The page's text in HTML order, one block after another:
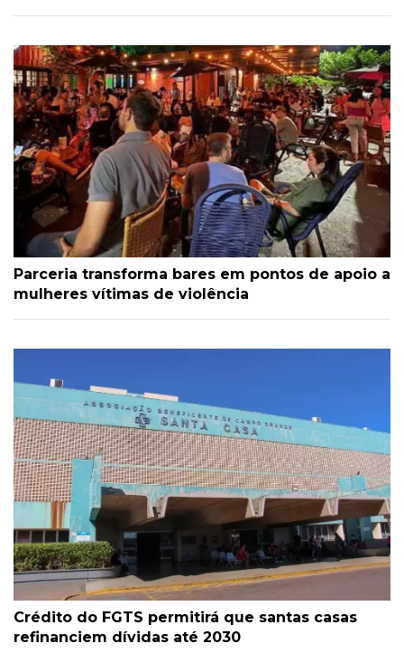
Parceria transforma bares em pontos de apoio a
mulheres vítimas de violência
Crédito do FGTS permitirá que santas casas
refinanciem dívidas até 2030